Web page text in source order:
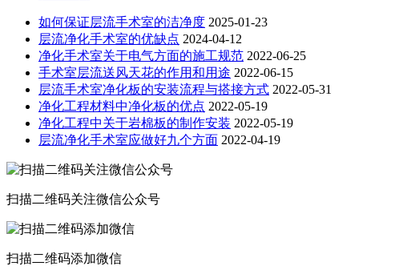
如何保证层流手术室的洁净度 2025-01-23
层流净化手术室的优缺点 2024-04-12
净化手术室关于电气方面的施工规范 2022-06-25
手术室层流送风天花的作用和用途 2022-06-15
层流手术室净化板的安装流程与搭接方式 2022-05-31
净化工程材料中净化板的优点 2022-05-19
净化工程中关于岩棉板的制作安装 2022-05-19
层流净化手术室应做好九个方面 2022-04-19
扫描二维码关注微信公众号
扫描二维码添加微信